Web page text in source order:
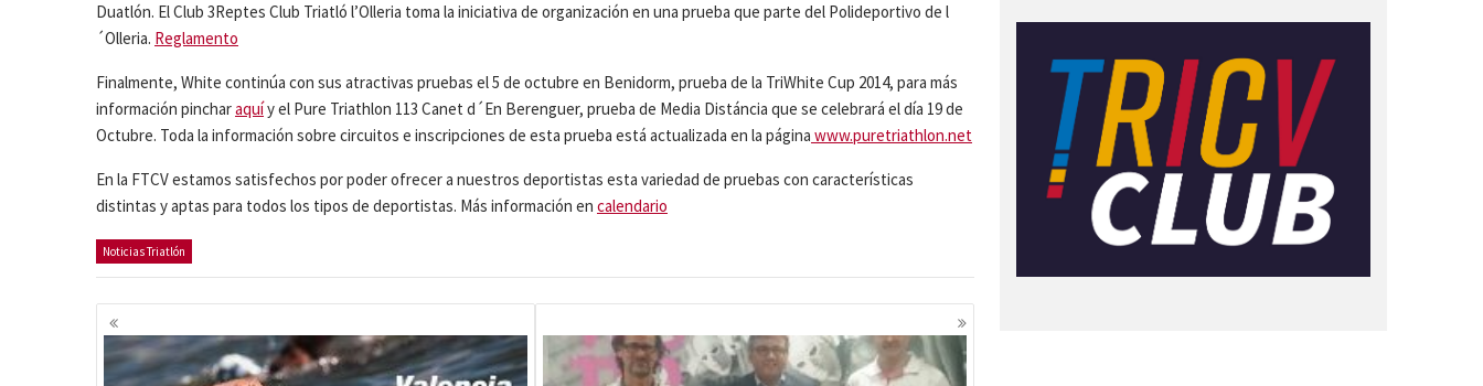
Duatlón. El Club 3Reptes Club Triatló l’Olleria toma la iniciativa de organización en una prueba que parte del Polideportivo de l
´Olleria. Reglamento
Finalmente, White continúa con sus atractivas pruebas el 5 de octubre en Benidorm, prueba de la TriWhite Cup 2014, para más
información pincharaquíy el Pure Triathlon 113 Canet d´En Berenguer, prueba de Media Distáncia que se celebrará el día 19 de
Octubre. Toda la información sobre circuitos e inscripciones de esta prueba está actualizada en la página www.puretriathlon.net
En la FTCV estamos satisfechos por poder ofrecer a nuestros deportistas esta variedad de pruebas con características
distintas y aptas para todos los tipos de deportistas. Más información en calendario
Noticias Triatlón
Navegación
de
entradas